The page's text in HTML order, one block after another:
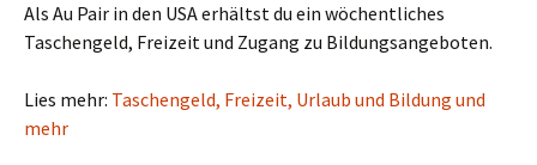
Als Au Pair in den USA erhältst du ein wöchentliches
Taschengeld, Freizeit und Zugang zu Bildungsangeboten.
Lies mehr: Taschengeld, Freizeit, Urlaub und Bildung und
mehr